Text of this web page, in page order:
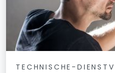
TECHNISCHE-